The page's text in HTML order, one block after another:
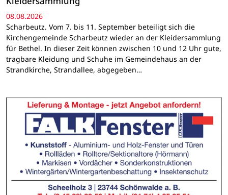
08.08.2026
Scharbeutz. Vom 7. bis 11. September beteiligt sich die
Kirchengemeinde Scharbeutz wieder an der Kleidersammlung
für Bethel. In dieser Zeit können zwischen 10 und 12 Uhr gute,
tragbare Kleidung und Schuhe im Gemeindehaus an der
Strandkirche, Strandallee, abgegeben…